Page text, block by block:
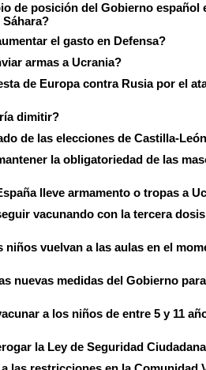
de posición del Gobierno español
el gasto en Defensa?
armas a Ucrania?
de Europa contra Rusia por el
dimitir?
de las elecciones de Castilla-
la obligatoriedad de las
lleve armamento o tropas a
vacunando con la tercera
niños vuelvan a las aulas en el
nuevas medidas del Gobierno
a los niños de entre 5 y 11
la Ley de Seguridad